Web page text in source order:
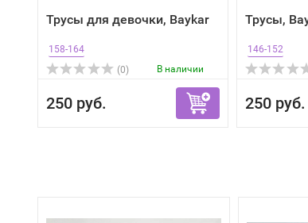
Трусы для девочки, Baykar
158-164
(0)
В наличии
250 руб.
Трусы,
146-152
250 руб.